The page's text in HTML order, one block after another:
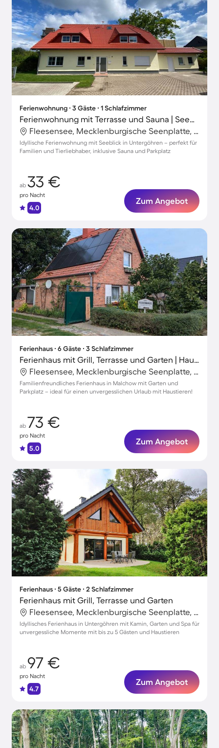
Ferienwohnung ∙ 3 Gäste ∙ 1 Schlafzimmer
Ferienwohnung mit Terrasse und Sauna | Seeblick
Fleesensee, Mecklenburgische Seenplatte, Deutschland
Idyllische Ferienwohnung mit Seeblick in Untergöhren – perfekt für
Familien und Tierliebhaber, inklusive Sauna und Parkplatz
ab 33 €
pro Nacht
4.0
Zum Angebot
Ferienhaus ∙ 6 Gäste ∙ 3 Schlafzimmer
Ferienhaus mit Grill, Terrasse und Garten | Haustiere sind willkommen
Fleesensee, Mecklenburgische Seenplatte, Deutschland
Familienfreundliches Ferienhaus in Malchow mit Garten und
Parkplatz – ideal für einen unvergesslichen Urlaub mit Haustieren!
ab 73 €
pro Nacht
5.0
Zum Angebot
Ferienhaus ∙ 5 Gäste ∙ 2 Schlafzimmer
Ferienhaus mit Grill, Terrasse und Garten
Fleesensee, Mecklenburgische Seenplatte, Deutschland
Idyllisches Ferienhaus in Untergöhren mit Kamin, Garten und Spa für
unvergessliche Momente mit bis zu 5 Gästen und Haustieren
ab 97 €
pro Nacht
4.7
Zum Angebot